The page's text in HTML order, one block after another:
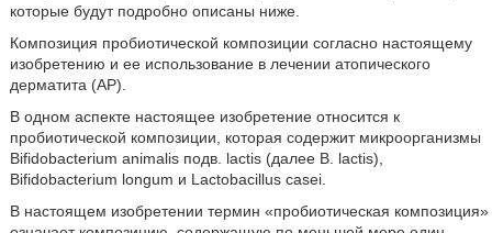
которые будут подробно описаны ниже.
Композиция пробиотической композиции согласно настоящему
изобретению и ее использование в лечении атопического
дерматита (АР).
В одном аспекте настоящее изобретение относится к
пробиотической композиции, которая содержит микроорганизмы
Bifidobacterium animalis подв. lactis (далее В. lactis),
Bifidobacterium longum и Lactobacillus casei.
В настоящем изобретении термин «пробиотическая композиция»